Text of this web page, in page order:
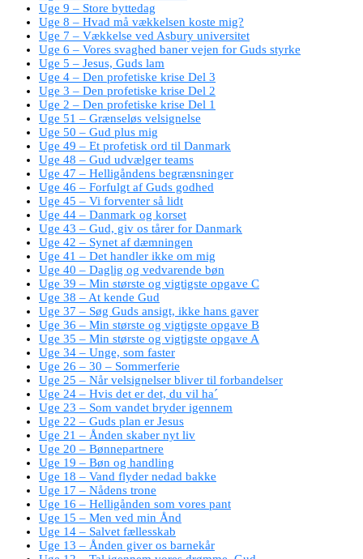
Uge 9 – Store byttedag
Uge 8 – Hvad må vækkelsen koste mig?
Uge 7 – Vækkelse ved Asbury universitet
Uge 6 – Vores svaghed baner vejen for Guds styrke
Uge 5 – Jesus, Guds lam
Uge 4 – Den profetiske krise Del 3
Uge 3 – Den profetiske krise Del 2
Uge 2 – Den profetiske krise Del 1
Uge 51 – Grænseløs velsignelse
Uge 50 – Gud plus mig
Uge 49 – Et profetisk ord til Danmark
Uge 48 – Gud udvælger teams
Uge 47 – Helligåndens begrænsninger
Uge 46 – Forfulgt af Guds godhed
Uge 45 – Vi forventer så lidt
Uge 44 – Danmark og korset
Uge 43 – Gud, giv os tårer for Danmark
Uge 42 – Synet af dæmningen
Uge 41 – Det handler ikke om mig
Uge 40 – Daglig og vedvarende bøn
Uge 39 – Min største og vigtigste opgave C
Uge 38 – At kende Gud
Uge 37 – Søg Guds ansigt, ikke hans gaver
Uge 36 – Min største og vigtigste opgave B
Uge 35 – Min største og vigtigste opgave A
Uge 34 – Unge, som faster
Uge 26 – 30 – Sommerferie
Uge 25 – Når velsignelser bliver til forbandelser
Uge 24 – Hvis det er det, du vil ha´
Uge 23 – Som vandet bryder igennem
Uge 22 – Guds plan er Jesus
Uge 21 – Ånden skaber nyt liv
Uge 20 – Bønnepartnere
Uge 19 – Bøn og handling
Uge 18 – Vand flyder nedad bakke
Uge 17 – Nådens trone
Uge 16 – Helligånden som vores pant
Uge 15 – Men ved min Ånd
Uge 14 – Salvet fællesskab
Uge 13 – Ånden giver os barnekår